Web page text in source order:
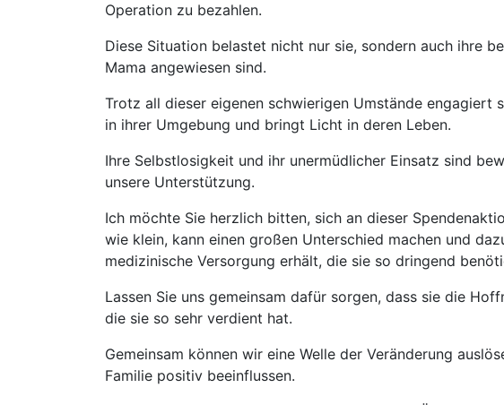
Operation zu bezahlen.
Diese Situation belastet nicht nur sie, sondern auch ihre
Mama angewiesen sind.
Trotz all dieser eigenen schwierigen Umstände engagiert
in ihrer Umgebung und bringt Licht in deren Leben.
Ihre Selbstlosigkeit und ihr unermüdlicher Einsatz sind
unsere Unterstützung.
Ich möchte Sie herzlich bitten, sich an dieser
wie klein, kann einen großen Unterschied machen und
medizinische Versorgung erhält, die sie so dringend
Lassen Sie uns gemeinsam dafür sorgen, dass sie die
die sie so sehr verdient hat.
Gemeinsam können wir eine Welle der Veränderung
Familie positiv beeinflussen.